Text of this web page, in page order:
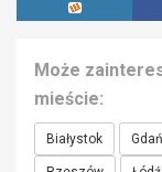
Może
mieście:
Białystok